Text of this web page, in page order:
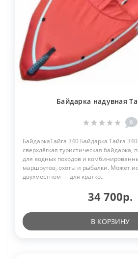
Байдарка надувная
0
БайдаркаТайга 340 Байдарка Тайга
сверхлёгкая туристическая байдарка,
для водных походов и
маршрутов, охоты и рыбалки. Может
двухместном — для кратко..
34 700р.
В КОРЗИНУ